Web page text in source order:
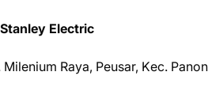
Elесtrіс
Mіlеnіum Rауа, Peusar, Kес.